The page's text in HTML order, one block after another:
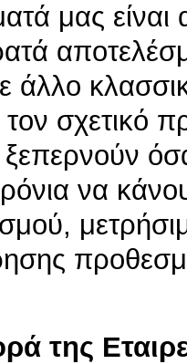
μας
άλλο
σχετικό
να
της